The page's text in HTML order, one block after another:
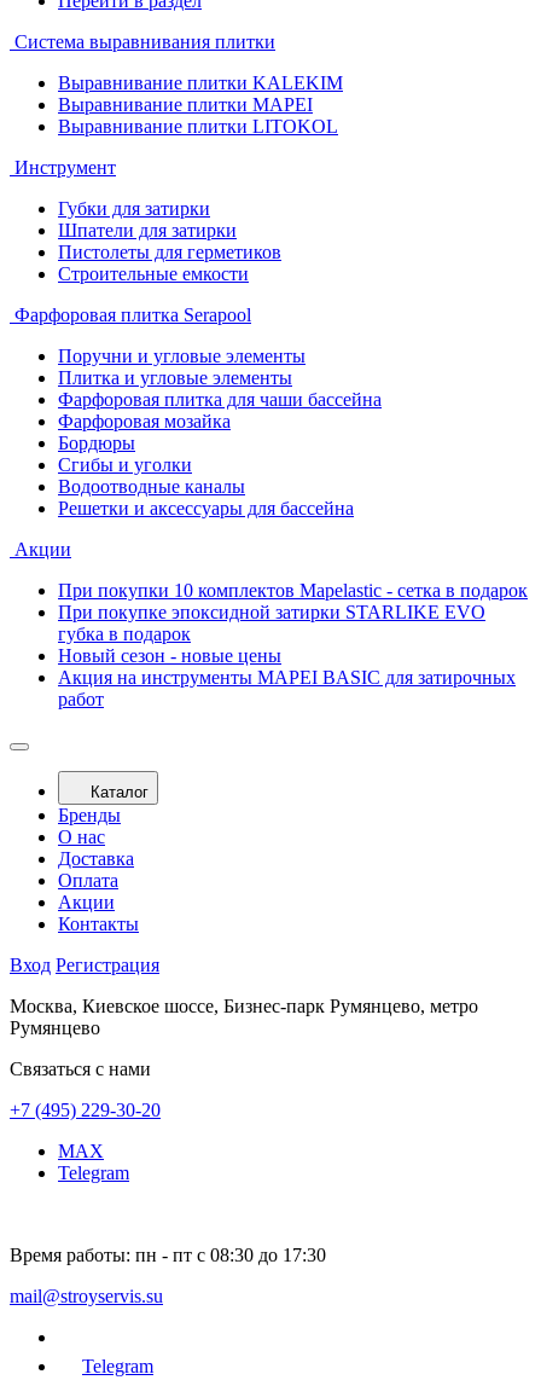
Система выравнивания плитки
Выравнивание плитки KALEKIM
Выравнивание плитки MAPEI
Выравнивание плитки LITOKOL
Инструмент
Губки для затирки
Шпатели для затирки
Пистолеты для герметиков
Строительные емкости
Фарфоровая плитка Serapool
Поручни и угловые элементы
Плитка и угловые элементы
Фарфоровая плитка для чаши бассейна
Фарфоровая мозайка
Бордюры
Сгибы и уголки
Водоотводные каналы
Решетки и аксессуары для бассейна
Акции
При покупки 10 комплектов Mapelastic - сетка в подарок
При покупке эпоксидной затирки STARLIKE EVO
губка в подарок
Новый сезон - новые цены
Акция на инструменты MAPEI BASIC для затирочных
работ
Каталог
Бренды
О нас
Доставка
Оплата
Акции
Контакты
Вход Регистрация
Москва, Киевское шоссе, Бизнес-парк Румянцево, метро
Румянцево
Связаться с нами
+7 (495) 229-30-20
MAX
Telegram
Время работы: пн - пт с 08:30 до 17:30
mail@stroyservis.su
Telegram